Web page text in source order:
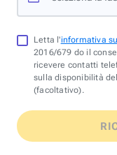
Letta l'informativa
2016/679 do il
ricevere contatti
sulla disponibilità
(facoltativo).